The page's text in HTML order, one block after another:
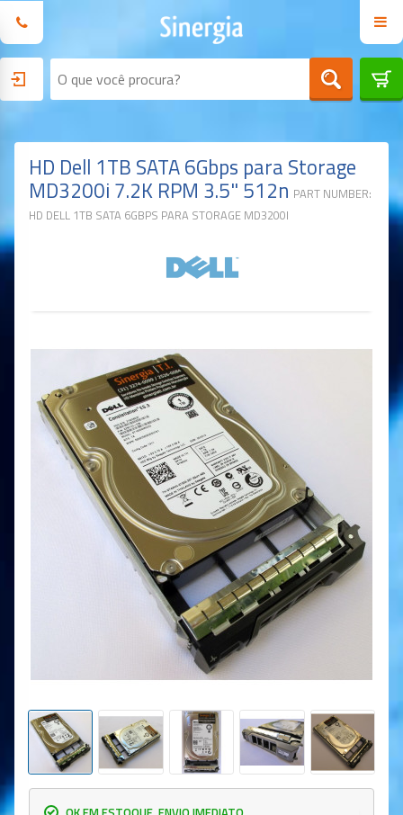
HD Dell 1TB SATA 6Gbps para Storage
MD3200i 7.2K RPM 3.5" 512n PART NUMBER:
HD DELL 1TB SATA 6GBPS PARA STORAGE MD3200I